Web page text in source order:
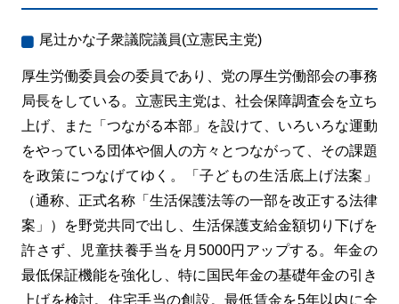
尾辻かな子衆議院議員(立憲民主党)
厚生労働委員会の委員であり、党の厚生労働部会の事務
局長をしている。立憲民主党は、社会保障調査会を立ち
上げ、また「つながる本部」を設けて、いろいろな運動
をやっている団体や個人の方々とつながって、その課題
を政策につなげてゆく。「子どもの生活底上げ法案」
（通称、正式名称「生活保護法等の一部を改正する法律
案」）を野党共同で出し、生活保護支給金額切り下げを
許さず、児童扶養手当を月5000円アップする。年金の
最低保証機能を強化し、特に国民年金の基礎年金の引き
上げを検討。住宅手当の創設。最低賃金を5年以内に全